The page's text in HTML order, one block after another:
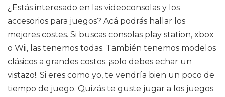
¿Estás interesado en las videoconsolas y los
accesorios para juegos? Acá podrás hallar los
mejores costes. Si buscas consolas play station, xbox
o Wii, las tenemos todas. También tenemos modelos
clásicos a grandes costos. ¡solo debes echar un
vistazo!. Si eres como yo, te vendría bien un poco de
tiempo de juego. Quizás te guste jugar a los juegos